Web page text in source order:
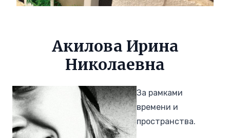
Акилова Ирина
Николаевна
За рамками
времени и
пространства.